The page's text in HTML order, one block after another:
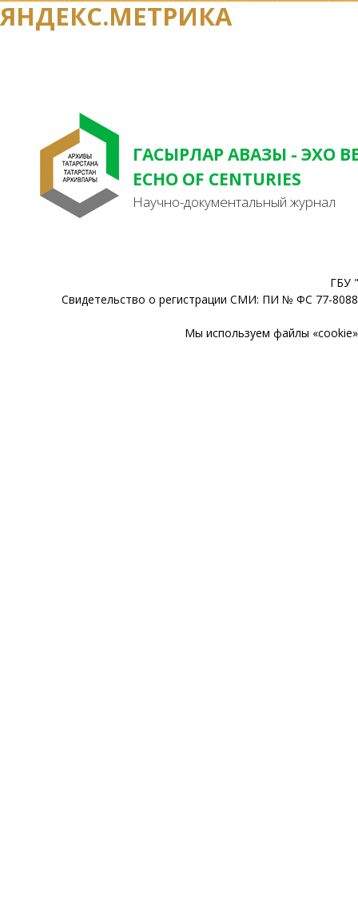
ЯНДЕКС.МЕТРИКА
ГАСЫРЛАР АВАЗЫ - ЭХО
ECHO OF CENTURIES
Научно-документальный журнал
ГБУ
Свидетельство о регистрации СМИ: ПИ № ФС 77-
Мы используем файлы «cookie»